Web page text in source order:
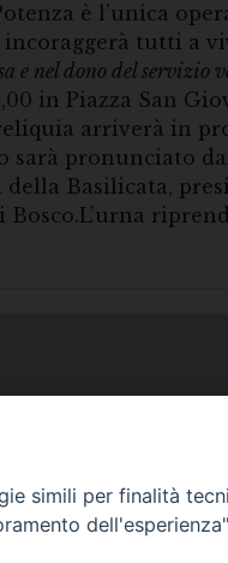
è l’unica
tutti a
e nel dono del
in Piazza San
arriverà in
pronunciato
Basilicata,
simili per finalità